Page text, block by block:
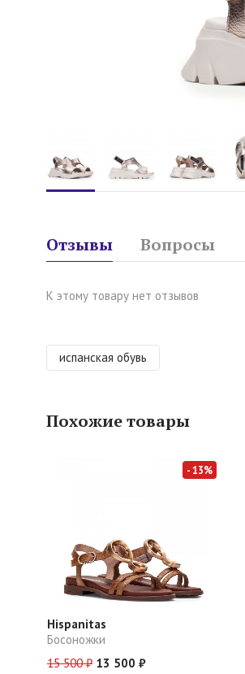
Отзывы Вопросы
К этому товару нет отзывов
испанская обувь
Похожие товары
- 13%
Hispanitas
Босоножки
15 500 ₽ 13 500 ₽